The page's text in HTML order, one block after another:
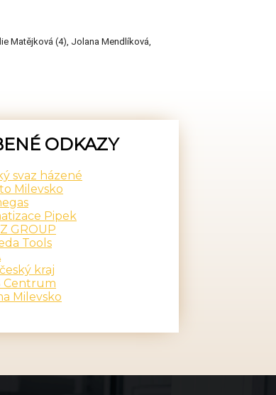
Matějková (4), Jolana Mendlíková,
ODKAZY
svaz házené
Milevsko
Pipek
GROUP
Tools
kraj
Centrum
Milevsko